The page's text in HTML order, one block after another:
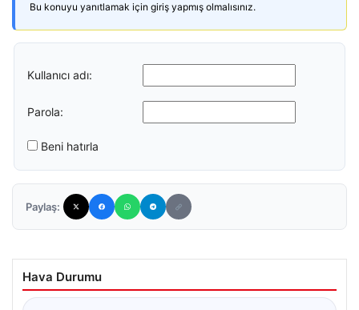
Bu konuyu yanıtlamak için giriş yapmış olmalısınız.
Kullanıcı adı:
Parola:
Beni hatırla
Paylaş:
Hava Durumu